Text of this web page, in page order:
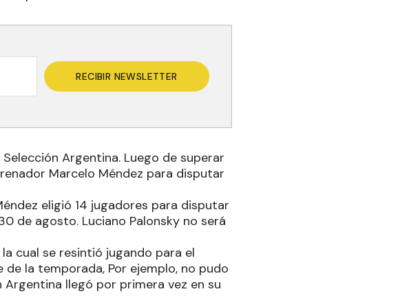
RECIBIR NEWSLETTER
Argentina. Luego de superar
Marcelo Méndez para disputar
eligió 14 jugadores para disputar
de agosto. Luciano Palonsky no será
cual se resintió jugando para el
la temporada, Por ejemplo, no pudo
Argentina llegó por primera vez en su